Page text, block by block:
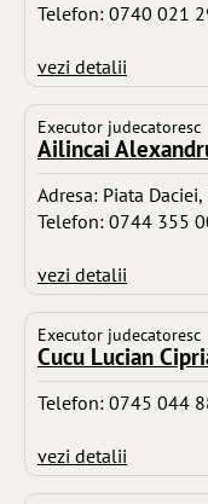
Telefon: 0740 021
vezi detalii
Executor judecatoresc
Ailincai
Adresa: Piata Daciei,
Telefon: 0744 355
vezi detalii
Executor judecatoresc
Cucu Lucian
Telefon: 0745 044
vezi detalii